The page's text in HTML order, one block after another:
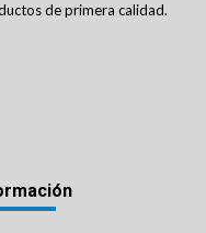
de primera calidad.